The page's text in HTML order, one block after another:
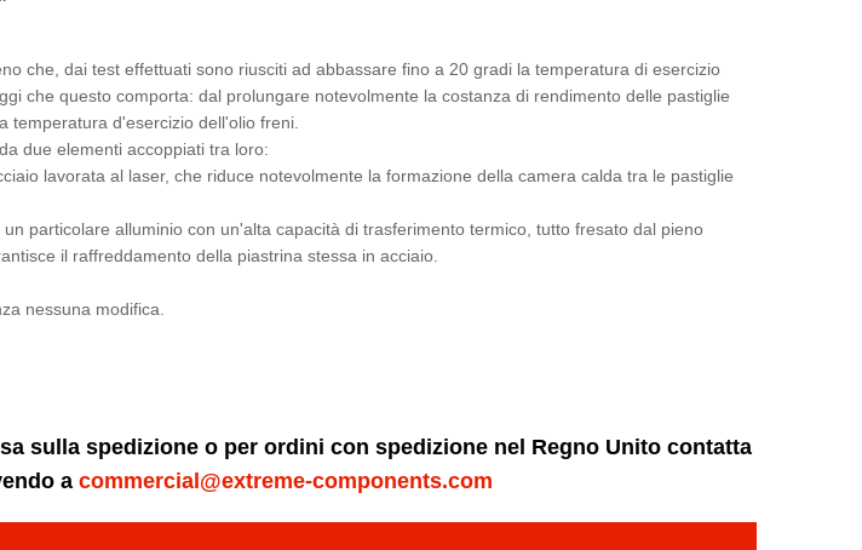
che, dai test effettuati sono riusciti ad abbassare fino a 20 gradi la temperatura di esercizio
che questo comporta: dal prolungare notevolmente la costanza di rendimento delle pastiglie
temperatura d'esercizio dell'olio freni.
due elementi accoppiati tra loro:
lavorata al laser, che riduce notevolmente la formazione della camera calda tra le pastiglie
particolare alluminio con un'alta capacità di trasferimento termico, tutto fresato dal pieno
il raffreddamento della piastrina stessa in acciaio.
nessuna modifica.
sulla spedizione o per ordini con spedizione nel Regno Unito contatta
acommercial@extreme-components.com